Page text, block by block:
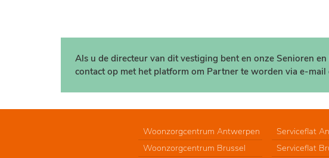
Als u de directeur van dit vestiging bent en onze Senioren
contact op met het platform om Partner te worden via e-
Woonzorgcentrum Antwerpen
Woonzorgcentrum Brussel
Serviceflat
Serviceflat